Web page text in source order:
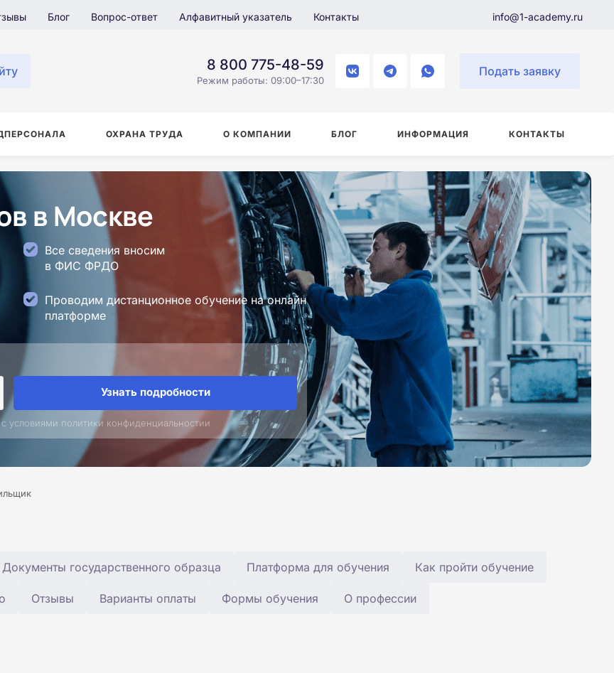
Блог Вопрос-ответ Алфавитный указатель Контакты info@1-academy.ru
8 800 775-48-59
Режим работы: 09:00–17:30
Подать заявку
ОХРАНА ТРУДА О КОМПАНИИ БЛОГ ИНФОРМАЦИЯ КОНТАКТЫ
в Москве
Все сведения вносим
в ФИС ФРДО
Проводим дистанционное обучение на онлайн
платформе
Узнать подробности
условиями политики конфиденциальностии
Документы государственного образца Платформа для обучения Как пройти обучение
Отзывы Варианты оплаты Формы обучения О профессии